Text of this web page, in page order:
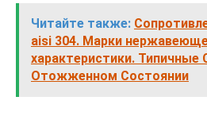
Читайте также:
aisi 304. Марки
характеристики. Типичные
Отожженном Состоянии